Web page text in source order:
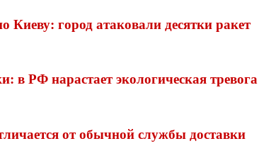
город атаковали десятки ракет
РФ нарастает экологическая тревога
от обычной службы доставки